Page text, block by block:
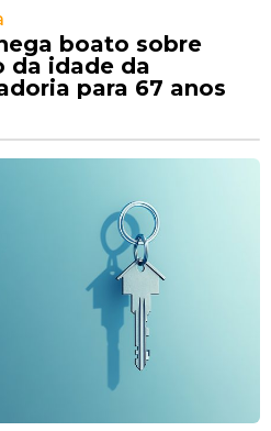
boato sobre
da idade da
para 67 anos